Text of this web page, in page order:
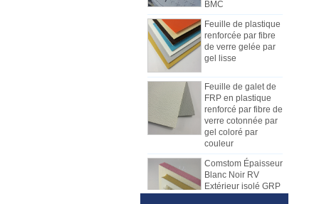
Feuille de plastique
renforcée par fibre
de verre gelée par
gel lisse
Feuille de galet de
FRP en plastique
renforcé par fibre de
verre cotonnée par
gel coloré par
couleur
Comstom Épaisseur
Blanc Noir RV
Extérieur isolé GRP
FRP Panneaux à
vendre
panneaux composites en PRF sont
constitués de méplats en PRF et
sont utilisés comme deux couches
de fond et de sommet, en plus du
rôle de contrôle du poids, et ont
également une bonne résistance
aux chocs. La couche intermédiaire
utilise différents types de matériaux
de noyau, tels que le matériau de
noyau de nid d'abeilles de pp, le
matériel de noyau d'unité centrale,
etc.,
Les différences entre la feuille de
mécanisme de FRP et les feuilles
de Lay-up de main
Au début de l'industrie, la main-
d'œuvre était habituellement utilisée
pour fabriquer des FRP, mais la
plupart des fabricants utilisent
maintenant la ligne de production
pour produire des feuilles de PRF.
La feuille de mécanisme de FRP
a progressivement remplacé la
feuille de drapage de main. La
feuille de mécanisme de FRP
Présentation de la culture
hydroponique Technique et
avantages
1) Présentation hydroponiqueLa